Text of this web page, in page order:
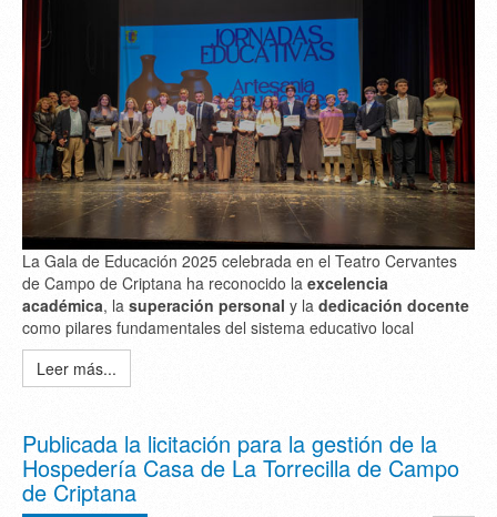
La Gala de Educación 2025 celebrada en el Teatro Cervantes
de Campo de Criptana ha reconocido la excelencia
académica, la superación personal y la dedicación docente
como pilares fundamentales del sistema educativo local
Leer más...
Publicada la licitación para la gestión de la
Hospedería Casa de La Torrecilla de Campo
de Criptana